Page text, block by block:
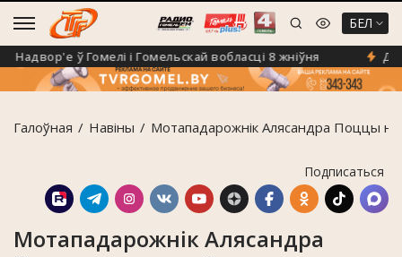
БЕЛ
ў Гомелі і Гомельскай вобласці 8 жніўня Да
Галоўная Навiны Мотападарожнік Алясандра Поццы
Подписаться
Мотападарожнік Алясандра